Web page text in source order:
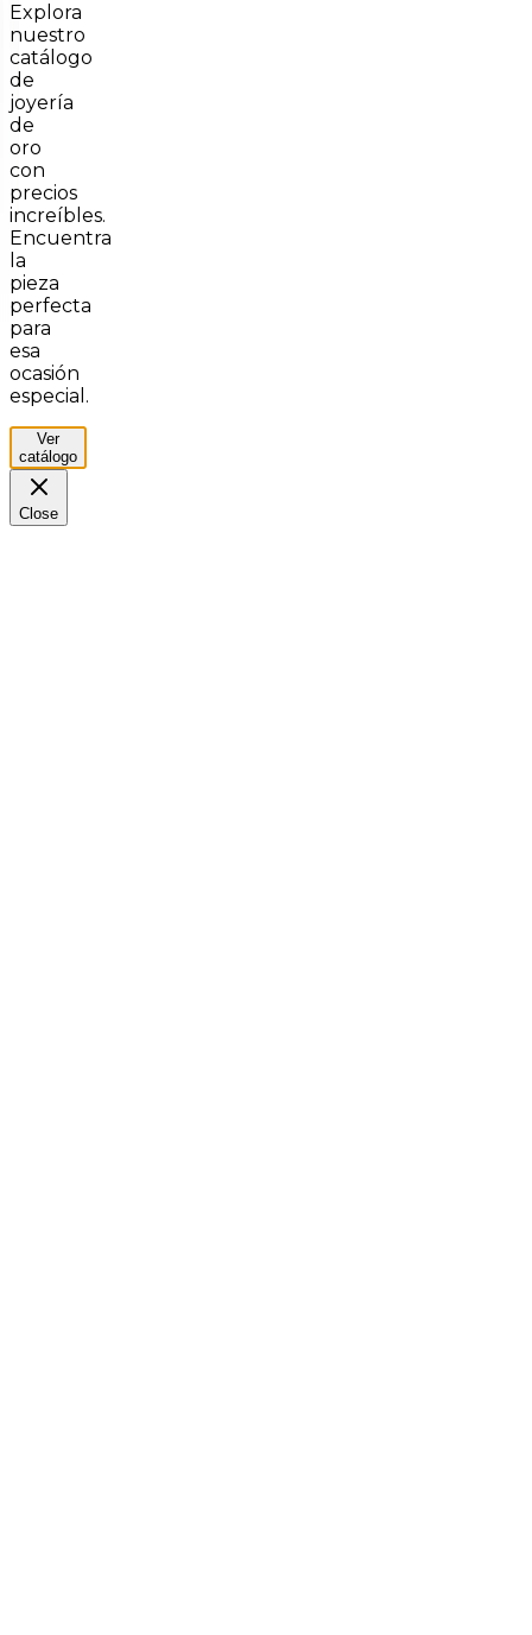
Explora
nuestro
catálogo
de
joyería
de
oro
con
precios
increíbles.
Encuentra
la
pieza
perfecta
para
esa
ocasión
especial.
Ver
catálogo
Close